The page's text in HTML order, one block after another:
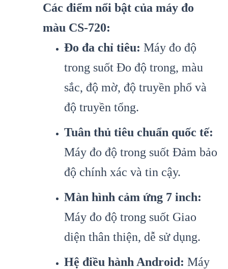
Các điểm nổi bật của máy đo
màu CS-720:
Đo đa chỉ tiêu: Máy đo độ
trong suốt Đo độ trong, màu
sắc, độ mờ, độ truyền phổ và
độ truyền tổng.
Tuân thủ tiêu chuẩn quốc tế:
Máy đo độ trong suốt Đảm bảo
độ chính xác và tin cậy.
Màn hình cảm ứng 7 inch:
Máy đo độ trong suốt Giao
diện thân thiện, dễ sử dụng.
Hệ điều hành Android: Máy